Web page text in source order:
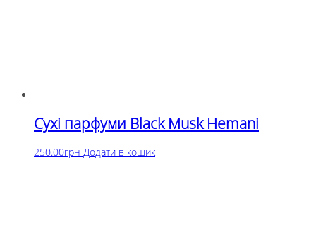
Сухі парфуми Black Musk Hemani
250.00грн Додати в кошик